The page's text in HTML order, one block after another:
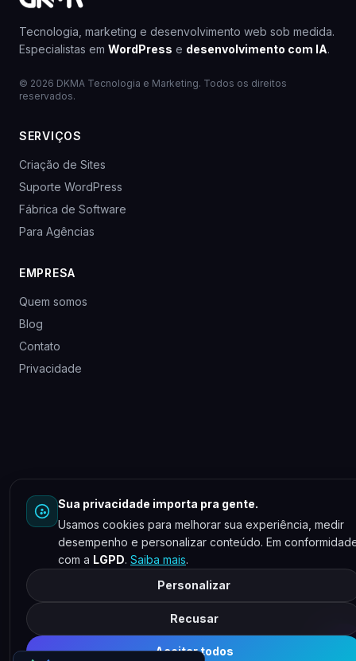
Tecnologia, marketing e desenvolvimento web sob medida.
Especialistas em WordPress e desenvolvimento com IA.
© 2026 DKMA Tecnologia e Marketing. Todos os direitos
reservados.
SERVIÇOS
Criação de Sites
Suporte WordPress
Fábrica de Software
Para Agências
EMPRESA
Quem somos
Blog
Contato
Privacidade
Sua privacidade importa pra gente.
Usamos cookies para melhorar sua experiência, medir
desempenho e personalizar conteúdo. Em
com a LGPD. Saiba mais.
Personalizar
Recusar
Aceitar todos